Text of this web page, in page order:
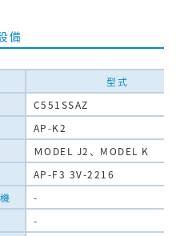
備
型式
C551SSAZ
AP-K2
ＭODEL J2、MODEL K
AP-F3 3V-2216
-
-